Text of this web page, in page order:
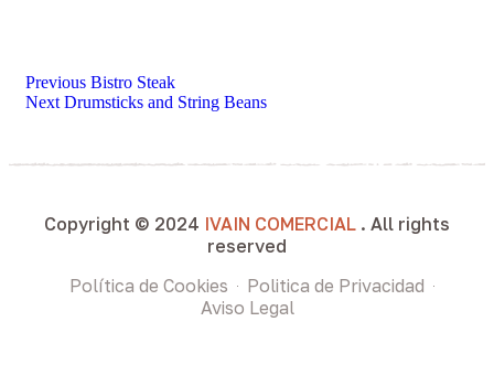
Previous Bistro Steak
Next Drumsticks and String Beans
Copyright © 2024 IVAIN COMERCIAL . All rights
reserved
Política de Cookies
Politica de Privacidad
Aviso Legal